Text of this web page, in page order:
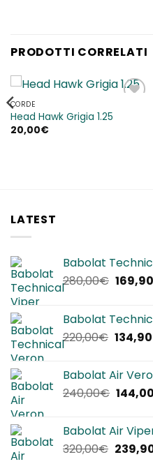
PRODOTTI CORRELATI
Aggiungi
alla lista
CORDE
Head Hawk Grigia 1.25
20,00€
LATEST
Babolat
280,00€ Il
era:
169,90
Babolat
220,00€ Il
era:
134,90
Babolat Air
240,00€ Il
era:
144,00
Babolat Air
320,00€ Il